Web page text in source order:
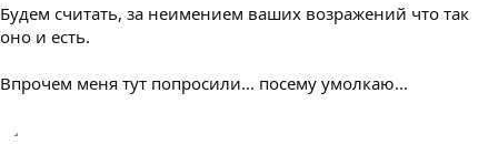
Будем считать, за неимением ваших возражений что так
оно и есть.
Впрочем меня тут попросили... посему умолкаю...